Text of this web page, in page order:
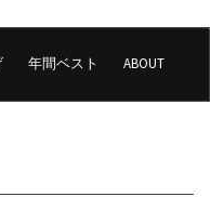
年間ベスト ABOUT